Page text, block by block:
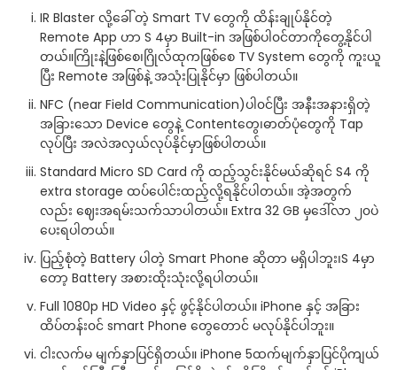
IR Blaster လို့ခေါ်တဲ့ Smart TV တွေကို ထိန်းချုပ်နိုင်တဲ့
Remote App ဟာ S 4မှာ Built-in အဖြစ်ပါ၀င်တာကိုတွေ့နိုင်ပါ
တယ်။ကြိုးနဲ့ဖြစ်စေ၊ဂြိုလ်ထုကဖြစ်စေ TV System တွေကို ကူးယူ
ပြီး Remote အဖြစ်နဲ့ အသုံးပြုနိုင်မှာ ဖြစ်ပါတယ်။
NFC (near Field Communication)ပါ၀င်ပြီး အနီးအနားရှိတဲ့
အခြားသော Device တွေနဲ့ Contentတွေ၊ဓာတ်ပုံတွေကို Tap
လုပ်ပြီး အလဲအလှယ်လုပ်နိုင်မှာဖြစ်ပါတယ်။
Standard Micro SD Card ကို ထည့်သွင်းနိုင်မယ်ဆိုရင် S4 ကို
extra storage ထပ်ပေါင်းထည့်လို့ရနိုင်ပါတယ်။ အဲ့အတွက်
လည်း ဈေးအရမ်းသက်သာပါတယ်။ Extra 32 GB မှဒေါ်လာ ၂၀ပဲ
ပေးရပါတယ်။
ပြည့်စုံတဲ့ Battery ပါတဲ့ Smart Phone ဆိုတာ မရှိပါဘူး၊S 4မှာ
တော့ Battery အစားထိုးသုံးလို့ရပါတယ်။
Full 1080p HD Video နှင့် ဖွင့်နိုင်ပါတယ်။ iPhone နှင့် အခြား
ထိပ်တန်း၀င် smart Phone တွေတောင် မလုပ်နိုင်ပါဘူး။
ငါးလက်မ မျက်နှာပြင်ရှိတယ်။ iPhone 5ထက်မျက်နှာပြင်ပိုကျယ်